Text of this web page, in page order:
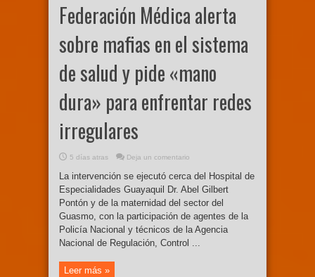
Federación Médica alerta
sobre mafias en el sistema
de salud y pide «mano
dura» para enfrentar redes
irregulares
5 días atras Deja un comentario
La intervención se ejecutó cerca del Hospital de
Especialidades Guayaquil Dr. Abel Gilbert
Pontón y de la maternidad del sector del
Guasmo, con la participación de agentes de la
Policía Nacional y técnicos de la Agencia
Nacional de Regulación, Control ...
Leer más »